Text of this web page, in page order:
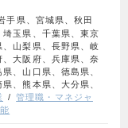
手県、宮城県、秋田
玉県、千葉県、東京
山梨県、長野県、岐
大阪府、兵庫県、奈
、山口県、徳島県、
、熊本県、大分県、
管理職・マネジャ